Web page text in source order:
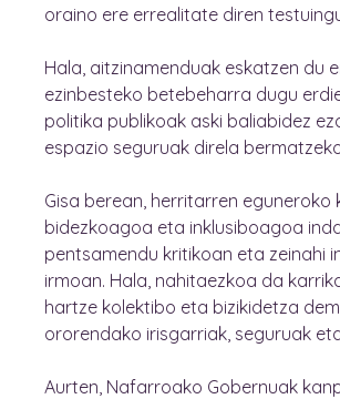
oraino ere errealitate diren
Hala, aitzinamenduak eskatzen du
ezinbesteko betebeharra dugu
politika publikoak aski baliabidez
espazio seguruak direla
Gisa berean, herritarren
bidezkoagoa eta inklusiboagoa
pentsamendu kritikoan eta zeinahi
irmoan. Hala, nahitaezkoa da
hartze kolektibo eta bizikidetza
ororendako irisgarriak, seguruak
Aurten, Nafarroako Gobernuak